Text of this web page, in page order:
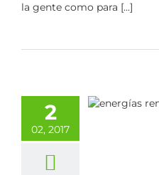
la gente como para [...]
2
02, 2017
la factura